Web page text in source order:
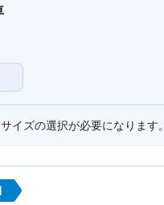
イズの選択が必要になります。